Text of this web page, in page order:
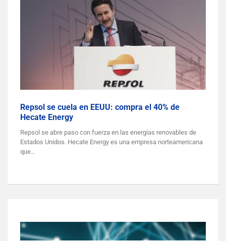
Repsol se cuela en EEUU: compra el 40% de
Hecate Energy
Repsol se abre paso con fuerza en las energías renovables de
Estados Unidos. Hecate Energy es una empresa norteamericana
que…